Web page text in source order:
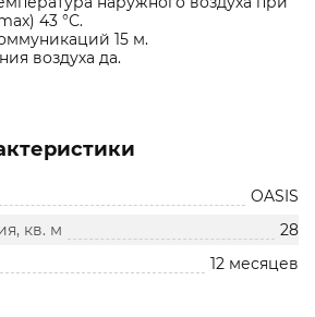
43 °С.
15 м.
воздуха да.
OASIS
кв. м
28
12 месяцев